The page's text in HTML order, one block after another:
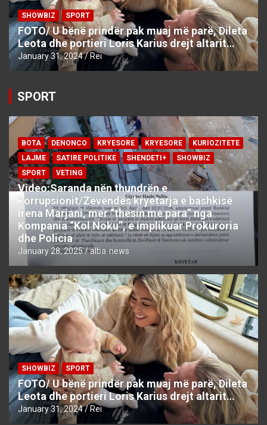
SHOWBIZ SPORT
FOTO/ U bënë prindër pak muaj më parë, Dileta
Leota dhe portieri Loris Karius drejt altarit…
January 31, 2024 Rei
SPORT
BOTA DENONCO KRYESORE KRYESORE
KURIOZITETE
LAJME
SATIRE POLITIKE SHENDETI+
SHOWBIZ
SPORT
VETING
Video:Saranda nën thundrën e
korrupsionit/Zëvëndës kryetarja e bashkisë
Irena Marjani, mer “thesin me para” nga
Kompania “Kol Noku”, e implikuar Prokuroria
dhe Policia
January 28, 2025 alba-news
SHOWBIZ SPORT
FOTO/ U bënë prindër pak muaj më parë, Dileta
Leota dhe portieri Loris Karius drejt altarit…
January 31, 2024 Rei